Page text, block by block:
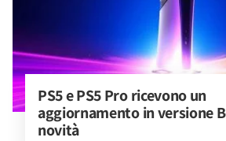
PS5 e PS5 Pro ricevono un
aggiornamento in versione
novità